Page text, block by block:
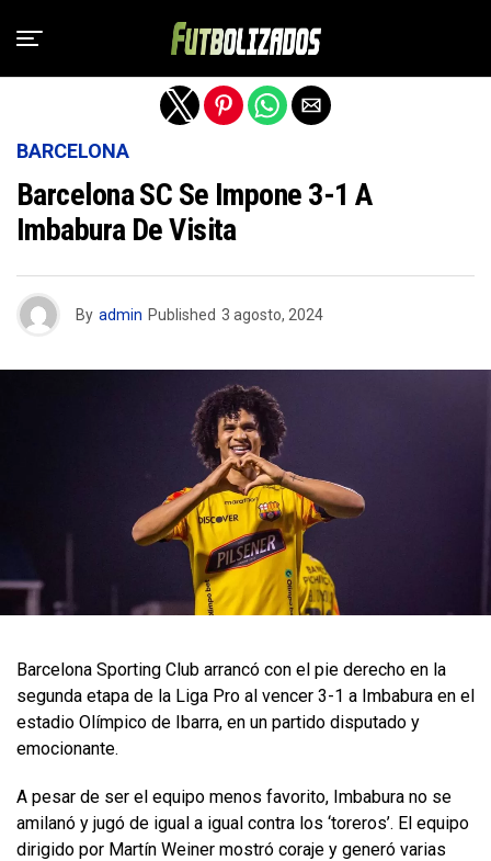
BARCELONA
Barcelona SC Se Impone 3-1 A
Imbabura De Visita
By admin Published 3 agosto, 2024
Barcelona Sporting Club arrancó con el pie derecho en la
segunda etapa de la Liga Pro al vencer 3-1 a Imbabura en el
estadio Olímpico de Ibarra, en un partido disputado y
emocionante.
A pesar de ser el equipo menos favorito, Imbabura no se
amilanó y jugó de igual a igual contra los ‘toreros’. El equipo
dirigido por Martín Weiner mostró coraje y generó varias
Salir de la versión móvil